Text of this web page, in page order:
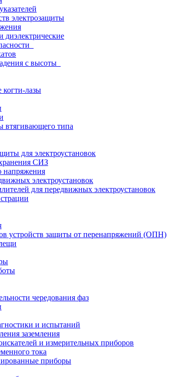
электрозащиты
диэлектрические
с высоты
лазы
втягивающего типа
для электроустановок
СИЗ
напряжения
электроустановок
для передвижных электроустановок
устройств защиты от перенапряжений (ОПН)
чередования фаз
и испытаний
заземления
и измерительных приборов
тока
приборы